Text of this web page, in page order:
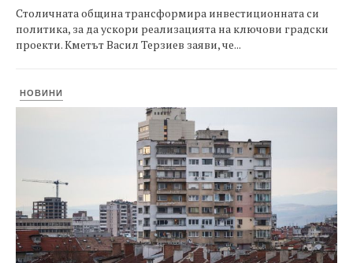
Столичната община трансформира инвестиционната си
политика, за да ускори реализацията на ключови градски
проекти. Кметът Васил Терзиев заяви, че...
НОВИНИ